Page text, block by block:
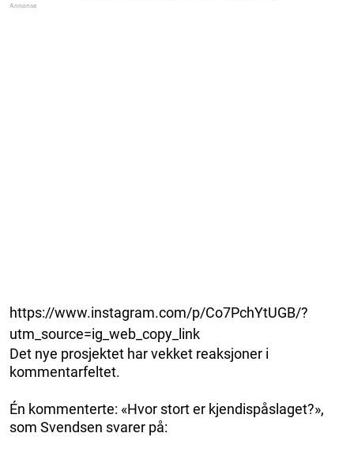
https://www.instagram.com/p/Co7PchYtUGB/?
utm_source=ig_web_copy_link
Det nye prosjektet har vekket reaksjoner i
kommentarfeltet.
Én kommenterte: «Hvor stort er kjendispåslaget?»,
som Svendsen svarer på: